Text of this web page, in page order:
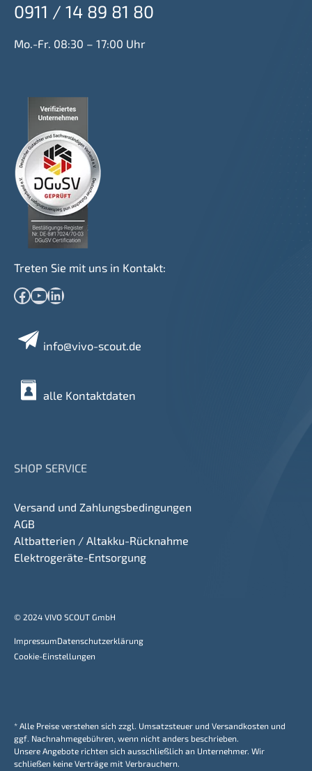
0911 / 14 89 81 80
Mo.-Fr. 08:30 – 17:00 Uhr
Treten Sie mit uns in Kontakt:
Facebook YouTube LinkedIn
info@vivo-scout.de
alle Kontaktdaten
SHOP SERVICE
Versand und Zahlungsbedingungen
AGB
Altbatterien / Altakku-Rücknahme
Elektrogeräte-Entsorgung
© 2024 VIVO SCOUT GmbH
ImpressumDatenschutzerklärung
Cookie-Einstellungen
* Alle Preise verstehen sich zzgl. Umsatzsteuer und Versandkosten und
ggf. Nachnahmegebühren, wenn nicht anders beschrieben.
Unsere Angebote richten sich ausschließlich an Unternehmer. Wir
schließen keine Verträge mit Verbrauchern.